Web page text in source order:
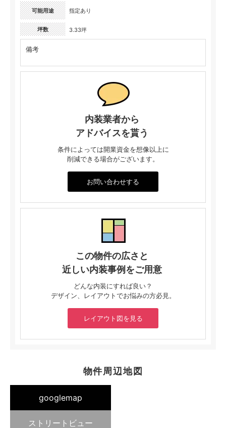
可能用途 指定あり
坪数 3.33坪
備考
内装業者から
アドバイスを貰う
条件によっては開業資金を想像以上に
削減できる場合がございます。
お問い合わせする
この物件の広さと
近しい内装事例をご用意
どんな内装にすれば良い？
デザイン、レイアウトでお悩みの方必見。
レイアウト図を見る
物件周辺地図
googlemap
ストリートビュー